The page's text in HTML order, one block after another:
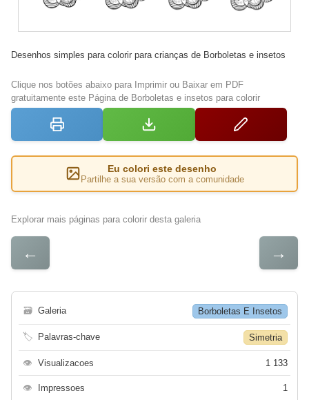
Desenhos simples para colorir para crianças de Borboletas e insetos
Clique nos botões abaixo para Imprimir ou Baixar em PDF
gratuitamente este Página de Borboletas e insetos para colorir
Eu colori este desenho
Partilhe a sua versão com a comunidade
Explorar mais páginas para colorir desta galeria
← →
🗃 Galeria Borboletas E Insetos
🏷 Palavras-chave Simetria
👁 Visualizacoes 1 133
👁 Impressoes 1